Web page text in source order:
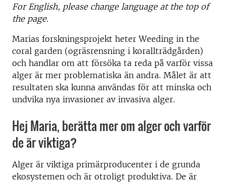
For English, please change language at the top of
the page.
Marias forskningsprojekt heter Weeding in the
coral garden (ogräsrensning i korallträdgården)
och handlar om att försöka ta reda på varför vissa
alger är mer problematiska än andra. Målet är att
resultaten ska kunna användas för att minska och
undvika nya invasioner av invasiva alger.
Hej Maria, berätta mer om alger och varför
de är viktiga?
Alger är viktiga primärproducenter i de grunda
ekosystemen och är otroligt produktiva. De är